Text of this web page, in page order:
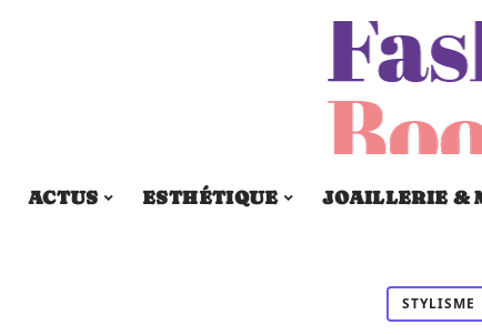
ACTUS ESTHÉTIQUE JOAILLERIE &
STYLISME